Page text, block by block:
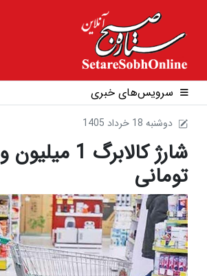
سرویس‌های خبری
1405 دوشنبه 18 خرداد
تومانی